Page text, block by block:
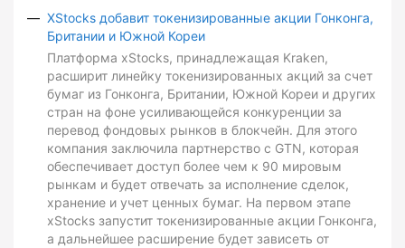
XStocks добавит токенизированные акции Гонконга,
Британии и Южной Кореи
Платформа xStocks, принадлежащая Kraken,
расширит линейку токенизированных акций за счет
бумаг из Гонконга, Британии, Южной Кореи и других
стран на фоне усиливающейся конкуренции за
перевод фондовых рынков в блокчейн. Для этого
компания заключила партнерство с GTN, которая
обеспечивает доступ более чем к 90 мировым
рынкам и будет отвечать за исполнение сделок,
хранение и учет ценных бумаг. На первом этапе
xStocks запустит токенизированные акции Гонконга,
а дальнейшее расширение будет зависеть от